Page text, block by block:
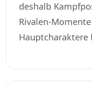
deshalb
Rivalen-
Hauptcharaktere